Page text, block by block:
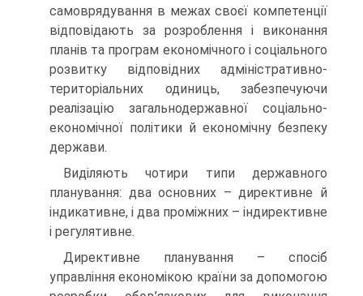
самоврядування в межах своєї компетенції
відповідають за розроблення і виконання
планів та програм економічного і соціального
розвитку відповідних адміністративно-
територіальних одиниць, забезпечуючи
реалізацію загальнодержавної соціально-
економічної політики й економічну безпеку
держави.
Виділяють чотири типи державного
планування: два основних – директивне й
індикативне, і два проміжних – індирективне
і регулятивне.
Директивне планування – спосіб
управління економікою країни за допомогою